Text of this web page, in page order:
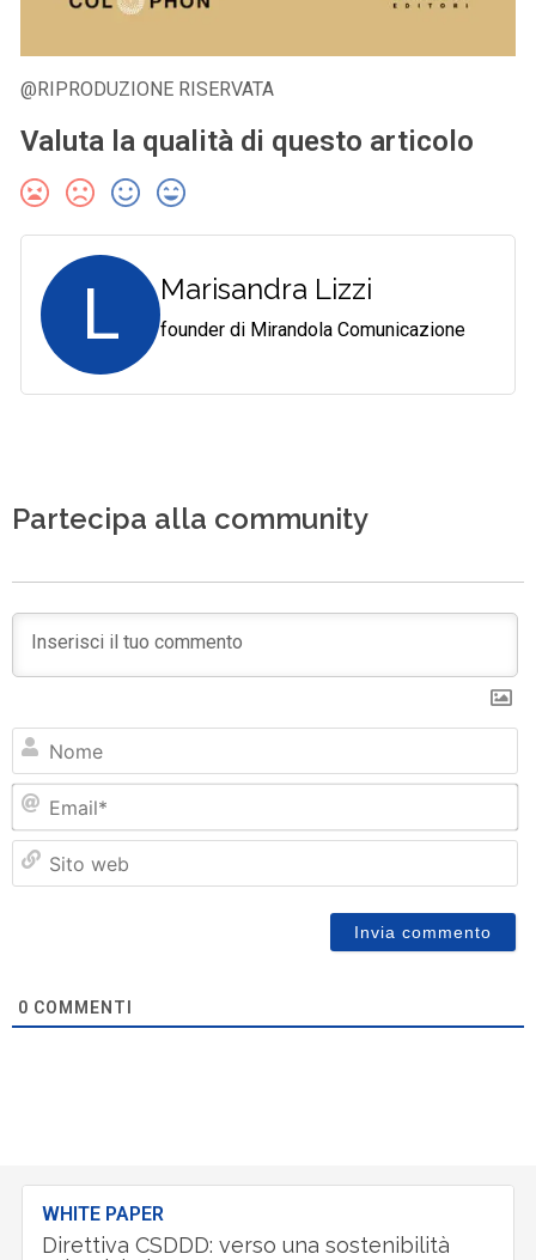
@RIPRODUZIONE RISERVATA
Valuta la qualità di questo articolo
L Marisandra Lizzi
founder di Mirandola Comunicazione
Partecipa alla community
0 COMMENTI
WHITE PAPER
Direttiva CSDDD: verso una sostenibilità